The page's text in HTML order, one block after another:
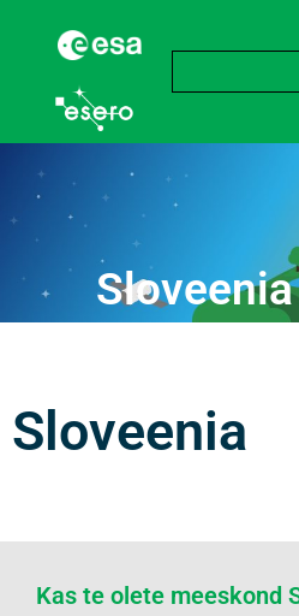
Sloveenia
Sloveenia
Kas te olete meeskond